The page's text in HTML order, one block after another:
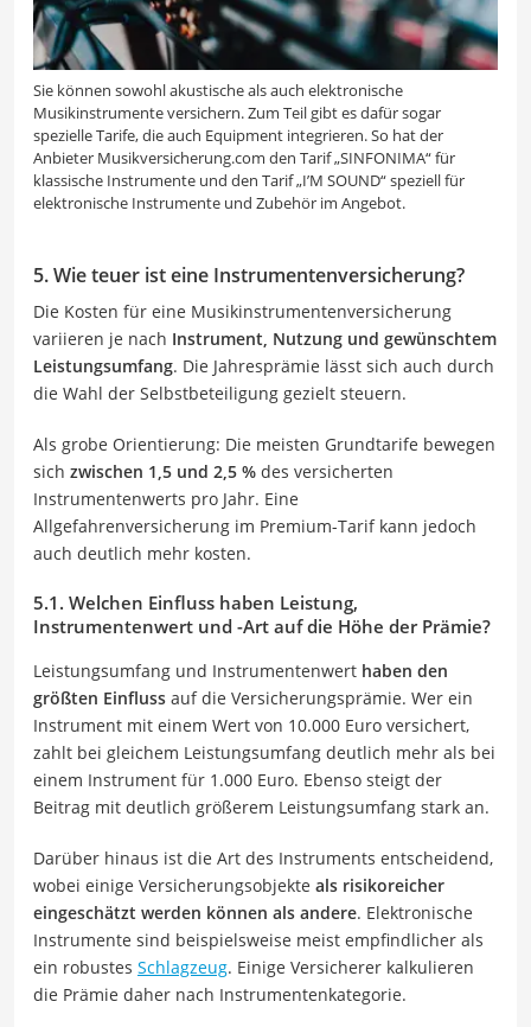
Sie können sowohl akustische als auch elektronische
Musikinstrumente versichern. Zum Teil gibt es dafür sogar
spezielle Tarife, die auch Equipment integrieren. So hat der
Anbieter Musikversicherung.com den Tarif „SINFONIMA“ für
klassische Instrumente und den Tarif „I’M SOUND“ speziell für
elektronische Instrumente und Zubehör im Angebot.
5. Wie teuer ist eine Instrumentenversicherung?
Die Kosten für eine Musikinstrumentenversicherung
variieren je nach Instrument, Nutzung und gewünschtem
Leistungsumfang. Die Jahresprämie lässt sich auch durch
die Wahl der Selbstbeteiligung gezielt steuern.
Als grobe Orientierung: Die meisten Grundtarife bewegen
sich zwischen 1,5 und 2,5 % des versicherten
Instrumentenwerts pro Jahr. Eine
Allgefahrenversicherung im Premium-Tarif kann jedoch
auch deutlich mehr kosten.
5.1. Welchen Einfluss haben Leistung,
Instrumentenwert und -Art auf die Höhe der Prämie?
Leistungsumfang und Instrumentenwert haben den
größten Einfluss auf die Versicherungsprämie. Wer ein
Instrument mit einem Wert von 10.000 Euro versichert,
zahlt bei gleichem Leistungsumfang deutlich mehr als bei
einem Instrument für 1.000 Euro. Ebenso steigt der
Beitrag mit deutlich größerem Leistungsumfang stark an.
Darüber hinaus ist die Art des Instruments entscheidend,
wobei einige Versicherungsobjekte als risikoreicher
eingeschätzt werden können als andere. Elektronische
Instrumente sind beispielsweise meist empfindlicher als
ein robustes Schlagzeug. Einige Versicherer kalkulieren
die Prämie daher nach Instrumentenkategorie.